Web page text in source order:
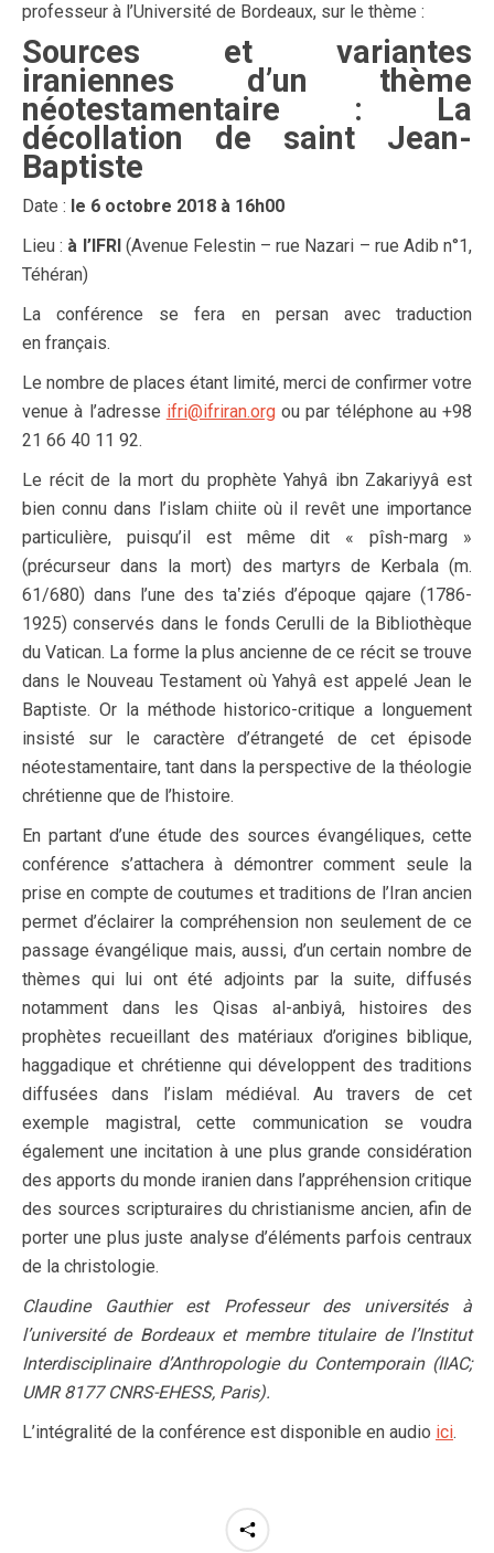
professeur à l’Université de Bordeaux, sur le thème :
Sources et variantes
iraniennes d’un thème
néotestamentaire : La
décollation de saint Jean-
Baptiste
Date : le 6 octobre 2018 à 16h00
Lieu : à l’IFRI(Avenue Felestin – rue Nazari – rue Adib n°1,
Téhéran)
La conférence se fera en persan avec traduction
en français.
Le nombre de places étant limité, merci de confirmer votre
venue à l’adresse ifri@ifriran.orgou par téléphone au +98
21 66 40 11 92.
Le récit de la mort du prophète Yahyâ ibn Zakariyyâ est
bien connu dans l’islam chiite où il revêt une importance
particulière, puisqu’il est même dit « pîsh-marg »
(précurseur dans la mort) des martyrs de Kerbala (m.
61/680) dans l’une des taʽziés d’époque qajare (1786-
1925) conservés dans le fonds Cerulli de la Bibliothèque
du Vatican. La forme la plus ancienne de ce récit se trouve
dans le Nouveau Testament où Yahyâ est appelé Jean le
Baptiste. Or la méthode historico-critique a longuement
insisté sur le caractère d’étrangeté de cet épisode
néotestamentaire, tant dans la perspective de la théologie
chrétienne que de l’histoire.
En partant d’une étude des sources évangéliques, cette
conférence s’attachera à démontrer comment seule la
prise en compte de coutumes et traditions de l’Iran ancien
permet d’éclairer la compréhension non seulement de ce
passage évangélique mais, aussi, d’un certain nombre de
thèmes qui lui ont été adjoints par la suite, diffusés
notamment dans les Qisas al-anbiyâ, histoires des
prophètes recueillant des matériaux d’origines biblique,
haggadique et chrétienne qui développent des traditions
diffusées dans l’islam médiéval. Au travers de cet
exemple magistral, cette communication se voudra
également une incitation à une plus grande considération
des apports du monde iranien dans l’appréhension critique
des sources scripturaires du christianisme ancien, afin de
porter une plus juste analyse d’éléments parfois centraux
de la christologie.
Claudine Gauthier est Professeur des universités à
l’université de Bordeaux et membre titulaire de l’Institut
Interdisciplinaire d’Anthropologie du Contemporain (IIAC;
UMR 8177 CNRS-EHESS, Paris).
L’intégralité de la conférence est disponible en audio ici.